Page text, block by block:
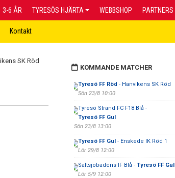
3-6 ÅR TYRESÖS HJÄRTA WEBBSHOP PARTNERS
Kontakt
KOMMANDE MATCHER
Tyresö FF Röd - Hanvikens SK Röd
Sön 23/8 10:00
Tyresö Strand FC F18 Blå -
Tyresö FF Gul
Sön 23/8 13:00
Tyresö FF Gul- Enskede IK Röd 1
Lör 29/8 12:00
Saltsjöbadens IF Blå - Tyresö FF Gul
Lör 5/9 12:00